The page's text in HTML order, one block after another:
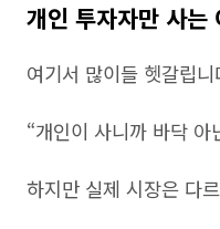
개인 투자자만 사는
여기서 많이들 헷갈립니
“개인이 사니까 바닥 아
하지만 실제 시장은 다